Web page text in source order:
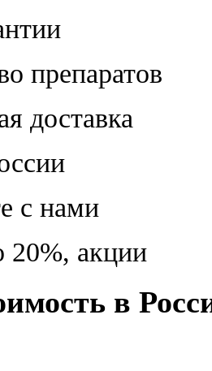
препаратов
доставка
с нами
20%, акции
в